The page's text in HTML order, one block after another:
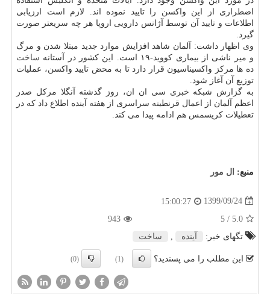
اضطراری از این واکسن را تایید نموده اند. لازم است ارزیابی
اطلاعات و تایید آن توسط آژانس دارویی اروپا هر چه سریعتر صورت
گیرد.
وی اظهار داشت: آلمان شاهد افزایش موارد جدید مبتلا شدن و مرگ
و میر ناشی از بیماری کووید-۱۹ است. این کشور در آستانه
ساخت
ده ها مرکز واکسیناسیون قرار دارد تا به محض تایید واکسن، عملیات
توزیع آن آغاز شود.
به گزارش شبکه خبری سی ان ان، روز گذشته آنگلا مرکل صدر
اعظم آلمان از اعمال قرنطینه سراسری از هفته آینده اطلاع داد که در
تعطیلات کریسمس هم ادامه پیدا می کند.
منبع: ال مور
1399/09/24
15:00:27
5.0
/ 5
943
تگهای خبر:
آینده , ساخت
این مطلب را می پسندید؟ (1)
(0)